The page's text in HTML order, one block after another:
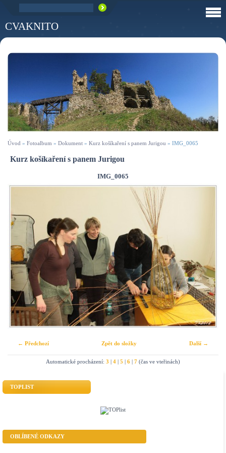
CVAKNITO
Úvod » Fotoalbum » Dokument » Kurz košíkaření s panem Jurigou » IMG_0065
Kurz košíkaření s panem Jurigou
IMG_0065
← Předchozí Další →
Zpět do složky
Automatické procházení: 3 | 4 | 5 | 6 | 7 (čas ve vteřinách)
TOPLIST
OBLÍBENÉ ODKAZY